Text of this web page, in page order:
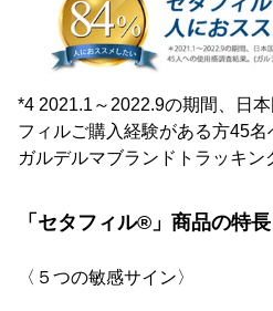
*4 2021.1～2022.9の期間、日
フィルご購入経験がある方45
ガルデルマブランドトラッキン
「セタフィル®」商品の特長
〈５つの敏感サイン〉